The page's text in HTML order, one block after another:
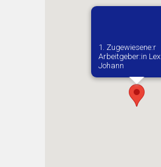
1. Zugewiesene:r
Arbeitgeber:in​ Lex
Johann